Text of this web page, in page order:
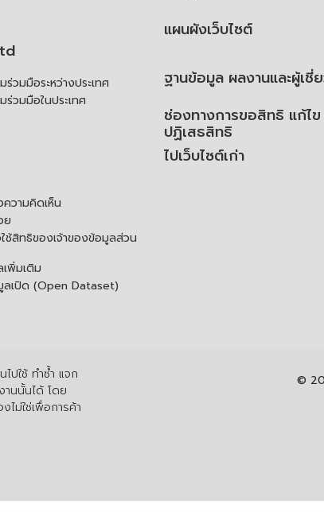
วมมือระหว่างประเทศ
ร่วมมือในประเทศ
วามคิดเห็น
ย
ช้สิทธิของเจ้าของข้อมูลส่วน
พิ่มเติม
เปิด (Open Dataset)
แผนผังเว็บไซต์
ฐานข้อมูล ผลงานและผู้เชี่
ช่องทางการขอสิทธิ แก้ไข
ปฏิเสธสิทธิ
ไปเว็บไซต์เก่า
ปใช้ ทำซ้ำ แจก
นนั้นได้ โดย
ไม่ใช่เพื่อการค้า
©